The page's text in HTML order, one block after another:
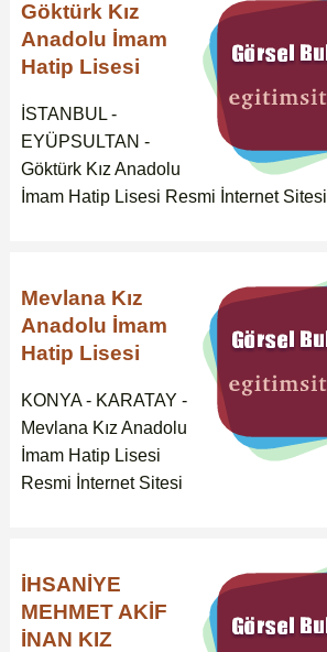
Göktürk Kız
Anadolu İmam
Hatip Lisesi
İSTANBUL -
EYÜPSULTAN -
Göktürk Kız Anadolu
İmam Hatip Lisesi Resmi İnternet Sitesi
Mevlana Kız
Anadolu İmam
Hatip Lisesi
KONYA - KARATAY -
Mevlana Kız Anadolu
İmam Hatip Lisesi
Resmi İnternet Sitesi
İHSANİYE
MEHMET AKİF
İNAN KIZ